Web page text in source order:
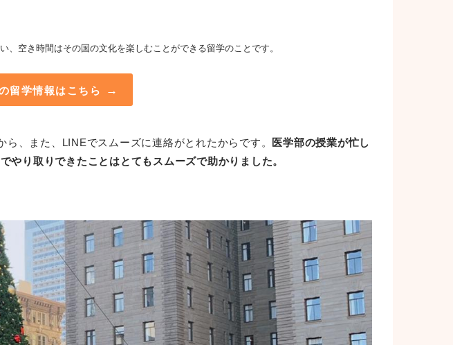
空き時間はその国の文化を楽しむことができる留学のことです。
留学情報はこちら
、また、LINEでスムーズに連絡がとれたからです。
医学部の授業が忙し
り取りできたことはとてもスムーズで助かりました。